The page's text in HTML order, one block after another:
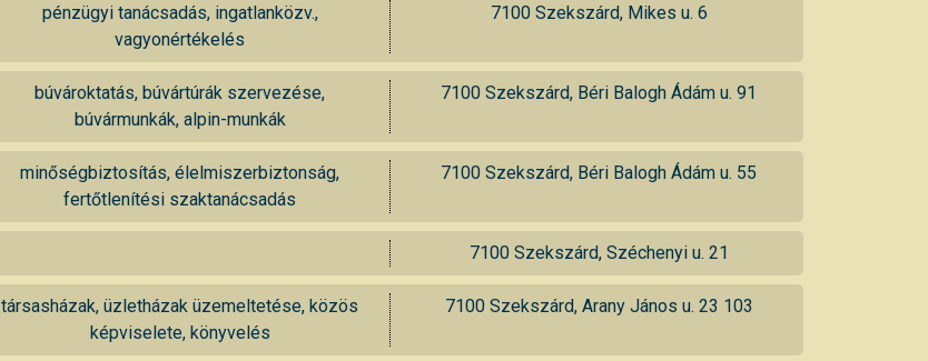
pénzügyi tanácsadás, ingatlanközv.,
vagyonértékelés
7100 Szekszárd, Mikes u. 6
búvároktatás, búvártúrák szervezése,
búvármunkák, alpin-munkák
7100 Szekszárd, Béri Balogh Ádám u. 91
minőségbiztosítás, élelmiszerbiztonság,
fertőtlenítési szaktanácsadás
7100 Szekszárd, Béri Balogh Ádám u. 55
7100 Szekszárd, Széchenyi u. 21
társasházak, üzletházak üzemeltetése, közös
képviselete, könyvelés
7100 Szekszárd, Arany János u. 23 103